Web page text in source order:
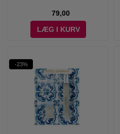
79,00
LÆG I KURV
-23%